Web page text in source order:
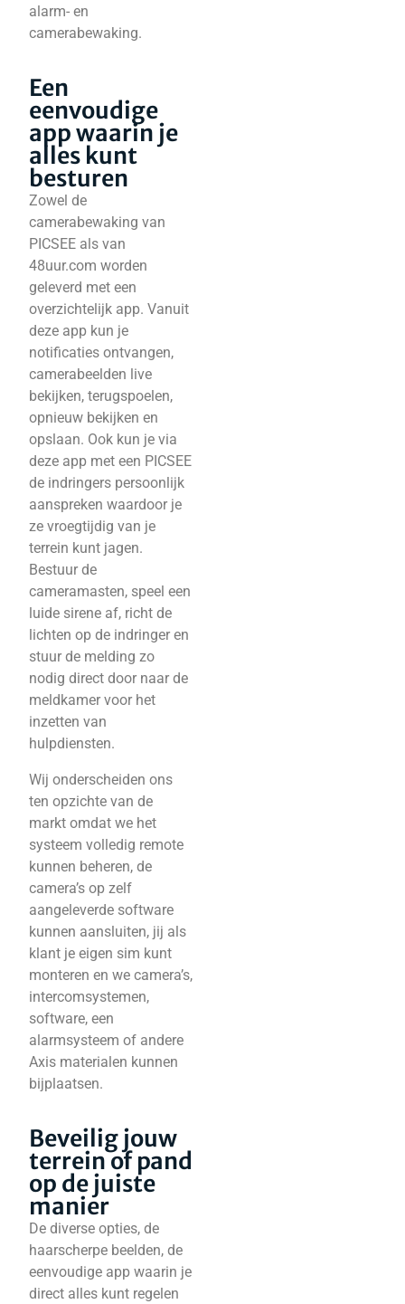
alarm- en
camerabewaking.
Een
eenvoudige
app waarin je
alles kunt
besturen
Zowel de
camerabewaking van
PICSEE als van
48uur.com worden
geleverd met een
overzichtelijk app. Vanuit
deze app kun je
notificaties ontvangen,
camerabeelden live
bekijken, terugspoelen,
opnieuw bekijken en
opslaan. Ook kun je via
deze app met een PICSEE
de indringers persoonlijk
aanspreken waardoor je
ze vroegtijdig van je
terrein kunt jagen.
Bestuur de
cameramasten, speel een
luide sirene af, richt de
lichten op de indringer en
stuur de melding zo
nodig direct door naar de
meldkamer voor het
inzetten van
hulpdiensten.
Wij onderscheiden ons
ten opzichte van de
markt omdat we het
systeem volledig remote
kunnen beheren, de
camera’s op zelf
aangeleverde software
kunnen aansluiten, jij als
klant je eigen sim kunt
monteren en we camera’s,
intercomsystemen,
software, een
alarmsysteem of andere
Axis materialen kunnen
bijplaatsen.
Beveilig jouw
terrein of pand
op de juiste
manier
De diverse opties, de
haarscherpe beelden, de
eenvoudige app waarin je
direct alles kunt regelen